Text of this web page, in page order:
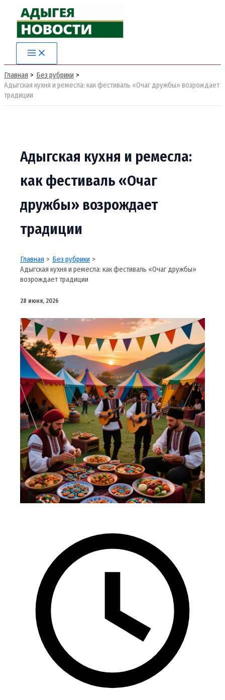
Перейти
содержимому
Главная
Без рубрики
Адыгская кухня и ремесла: как фестиваль «Очаг дружбы» возрождает
традиции
Адыгская кухня и ремесла:
как фестиваль «Очаг
дружбы» возрождает
традиции
Главная
Без рубрики
Адыгская кухня и ремесла: как фестиваль «Очаг дружбы»
возрождает традиции
28 июня, 2026